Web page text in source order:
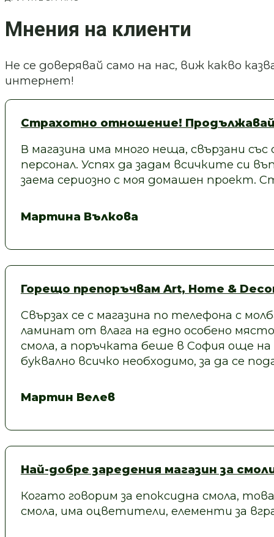
Мнения на клиенти
Не се доверявай само на нас, виж какво
интернет!
Страхотно отношение!
В магазина има много неща, свързани
персонал. Успях да задам всичките си
заема сериозно с моя домашен
Мартина Вълкова
Горещо препоръчвам Art, Home &
Свързах се с магазина по телефона с
ламинат от влага на едно особено
смола, а поръчката беше в София още
буквално всичко необходимо, за да се
Мартин Велев
Най-добре заредения магазин за
Когато говорим за епоксидна смола,
смола, има оцветители, елементи за